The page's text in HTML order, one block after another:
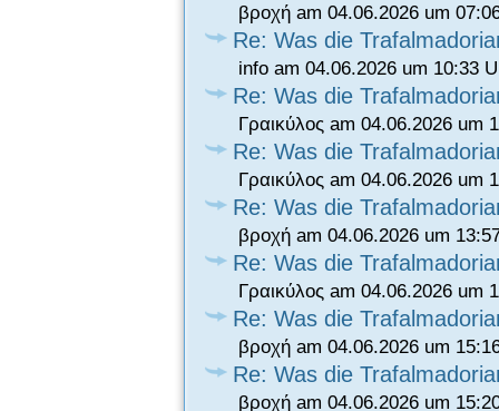
βροχή am 04.06.2026 um
Re: Was die
info am 04.06.2026 um 10:33
Re: Was die
Γραικύλος am 04.06.2026 um
Re: Was die
Γραικύλος am 04.06.2026 um
Re: Was die
βροχή am 04.06.2026 um
Re: Was die
Γραικύλος am 04.06.2026 um
Re: Was die
βροχή am 04.06.2026 um
Re: Was die
βροχή am 04.06.2026 um